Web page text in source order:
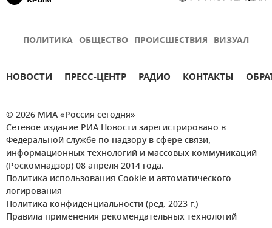
ПОЛИТИКА ОБЩЕСТВО ПРОИСШЕСТВИЯ ВИЗУАЛ
НОВОСТИ ПРЕСС-ЦЕНТР РАДИО КОНТАКТЫ
© 2026 МИА «Россия сегодня»
Сетевое издание РИА Новости зарегистрировано в
Федеральной службе по надзору в сфере связи,
информационных технологий и массовых коммуникаций
(Роскомнадзор) 08 апреля 2014 года.
Политика использования Cookie и автоматического
логирования
Политика конфиденциальности (ред. 2023 г.)
Правила применения рекомендательных технологий